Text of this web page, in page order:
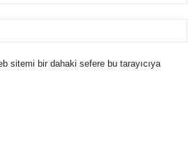
sitemi bir dahaki sefere bu tarayıcıya